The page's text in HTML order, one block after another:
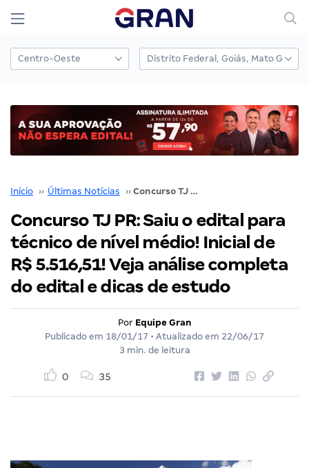
Início ›› Últimas Notícias ›› Concurso TJ PR: Saiu o edital para técnico de nível médio! Inicial de R$ 5.516,51! Veja análise completa do edital e dicas de estudo
Concurso TJ PR: Saiu o edital para
técnico de nível médio! Inicial de
R$ 5.516,51! Veja análise completa
do edital e dicas de estudo
Por Equipe Gran
Publicado em 18/01/17 • Atualizado em 22/06/17
3 min. de leitura
0 35